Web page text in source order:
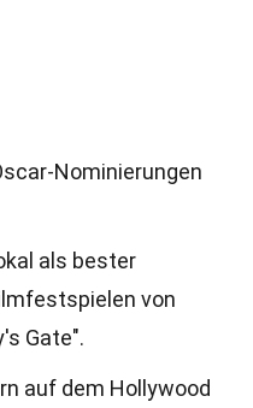
Nominierungen
als bester
von
Gate".
auf dem Hollywood